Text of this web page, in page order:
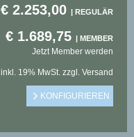
€ 2.253,00
€ 1.689,75
Jetzt Member werden
inkl. 19% MwSt. zzgl. Versand